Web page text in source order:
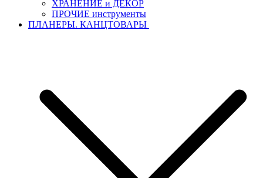
ХРАНЕНИЕ и ДЕКОР
ПРОЧИЕ инструменты
ПЛАНЕРЫ. КАНЦТОВАРЫ